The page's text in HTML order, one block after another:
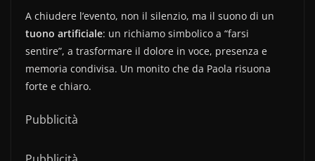
A chiudere l’evento, non il silenzio, ma il suono di un
tuono artificiale: un richiamo simbolico a “farsi
sentire”, a trasformare il dolore in voce, presenza e
memoria condivisa. Un monito che da Paola risuona
forte e chiaro.
Pubblicità